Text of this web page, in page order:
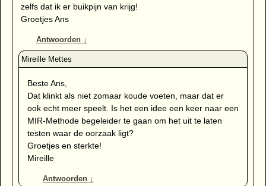
zelfs dat ik er buikpijn van krijg!
Groetjes Ans
Antwoorden ↓
Beste Ans,
Dat klinkt als niet zomaar koude voeten, maar dat er
ook echt meer speelt. Is het een idee een keer naar een
MIR-Methode begeleider te gaan om het uit te laten
testen waar de oorzaak ligt?
Groetjes en sterkte!
Mireille
Antwoorden ↓